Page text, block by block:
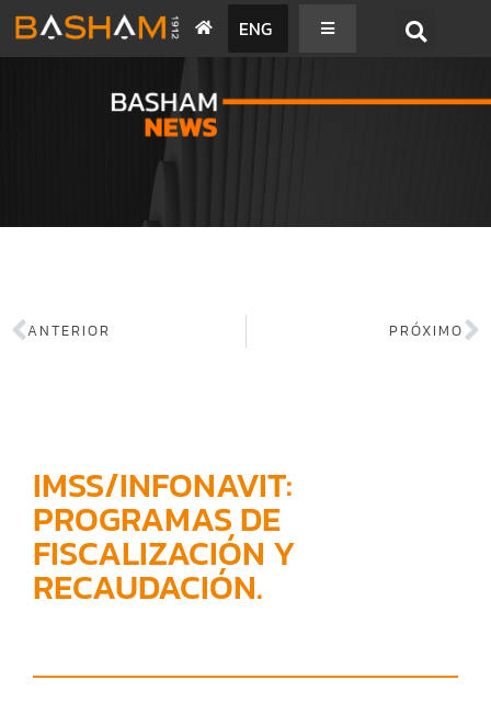
ENG
ANTERIOR PRÓXIMO
IMSS/INFONAVIT:
PROGRAMAS DE
FISCALIZACIÓN Y
RECAUDACIÓN.